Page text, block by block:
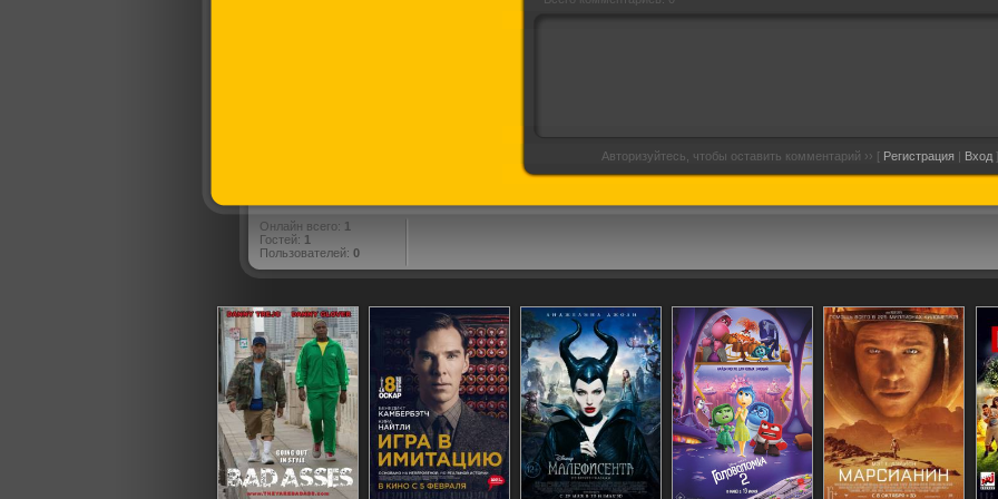
Авторизуйтесь, чтобы оставить комментарий ›› [ Регистрация | Вход ]
Онлайн всего: 1
Гостей: 1
Пользователей: 0